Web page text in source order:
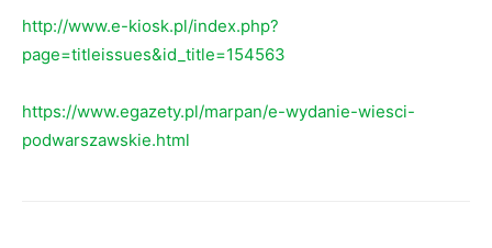
http://www.e-kiosk.pl/index.php?
page=titleissues&id_title=154563
https://www.egazety.pl/marpan/e-wydanie-wiesci-
podwarszawskie.html